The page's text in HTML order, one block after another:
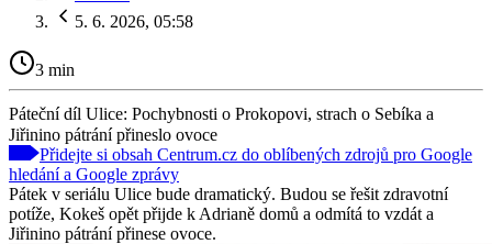
5. 6. 2026, 05:58
3 min
Páteční díl Ulice: Pochybnosti o Prokopovi, strach o Sebíka a
Jiřinino pátrání přineslo ovoce
Přidejte si obsah Centrum.cz do oblíbených zdrojů pro Google
hledání a Google zprávy
Pátek v seriálu Ulice bude dramatický. Budou se řešit zdravotní
potíže, Kokeš opět přijde k Adrianě domů a odmítá to vzdát a
Jiřinino pátrání přinese ovoce.